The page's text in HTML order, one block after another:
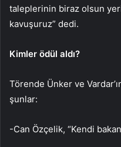
taleplerinin biraz olsun
kavuşuruz” dedi.
Kimler ödül aldı?
Törende Ünker ve
şunlar:
-Can Özçelik, “Kendi